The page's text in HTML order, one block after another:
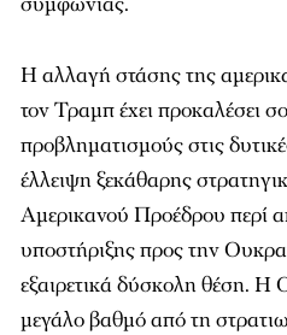
Η αλλαγή στάσης της
τον Τραμπ έχει προκαλέσει
προβληματισμούς στις
έλλειψη ξεκάθαρης
Αμερικανού Προέδρου περί
υποστήριξης προς την
εξαιρετικά δύσκολη θέση. Η
μεγάλο βαθμό από τη